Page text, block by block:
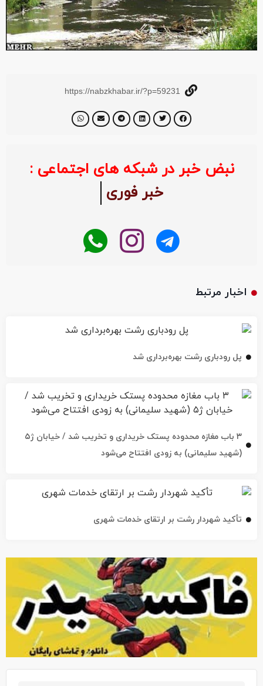
https://nabzkhabar.ir/?p=59231
نبض خبر در شبکه های اجتماعی :
خبر فوری
اخبار مرتبط
پل رودباری رشت بهره‌برداری شد
۳ باب مغازه محدوده پستک خریداری و تخریب شد / خیابان ژ۵
(شهید سلیمانی) به زودی افتتاح می‌شود
تأکید شهردار رشت بر ارتقای خدمات شهری